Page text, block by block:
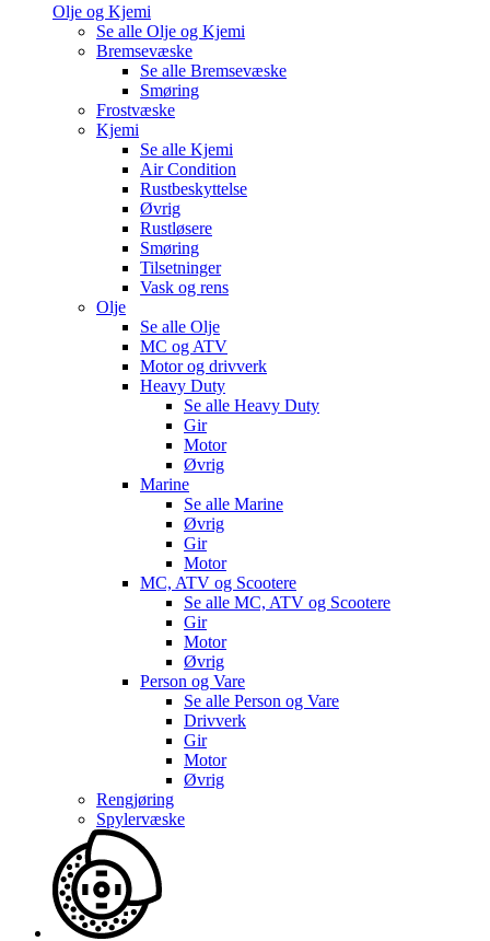
Olje og Kjemi
Se alle Olje og Kjemi
Bremsevæske
Se alle Bremsevæske
Smøring
Frostvæske
Kjemi
Se alle Kjemi
Air Condition
Rustbeskyttelse
Øvrig
Rustløsere
Smøring
Tilsetninger
Vask og rens
Olje
Se alle Olje
MC og ATV
Motor og drivverk
Heavy Duty
Se alle Heavy Duty
Gir
Motor
Øvrig
Marine
Se alle Marine
Øvrig
Gir
Motor
MC, ATV og Scootere
Se alle MC, ATV og Scootere
Gir
Motor
Øvrig
Person og Vare
Se alle Person og Vare
Drivverk
Gir
Motor
Øvrig
Rengjøring
Spylervæske